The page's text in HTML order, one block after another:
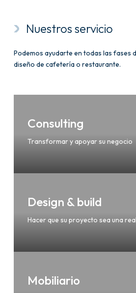
Nuestros servicio
Podemos ayudarte en todas las fases
diseño de cafetería o restaurante.
Consulting
Transformar y apoyar su negocio
Design & build
Hacer que su proyecto sea una
Mobiliario